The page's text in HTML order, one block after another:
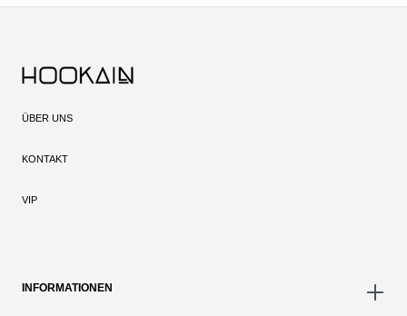
ÜBER UNS
KONTAKT
VIP
INFORMATIONEN